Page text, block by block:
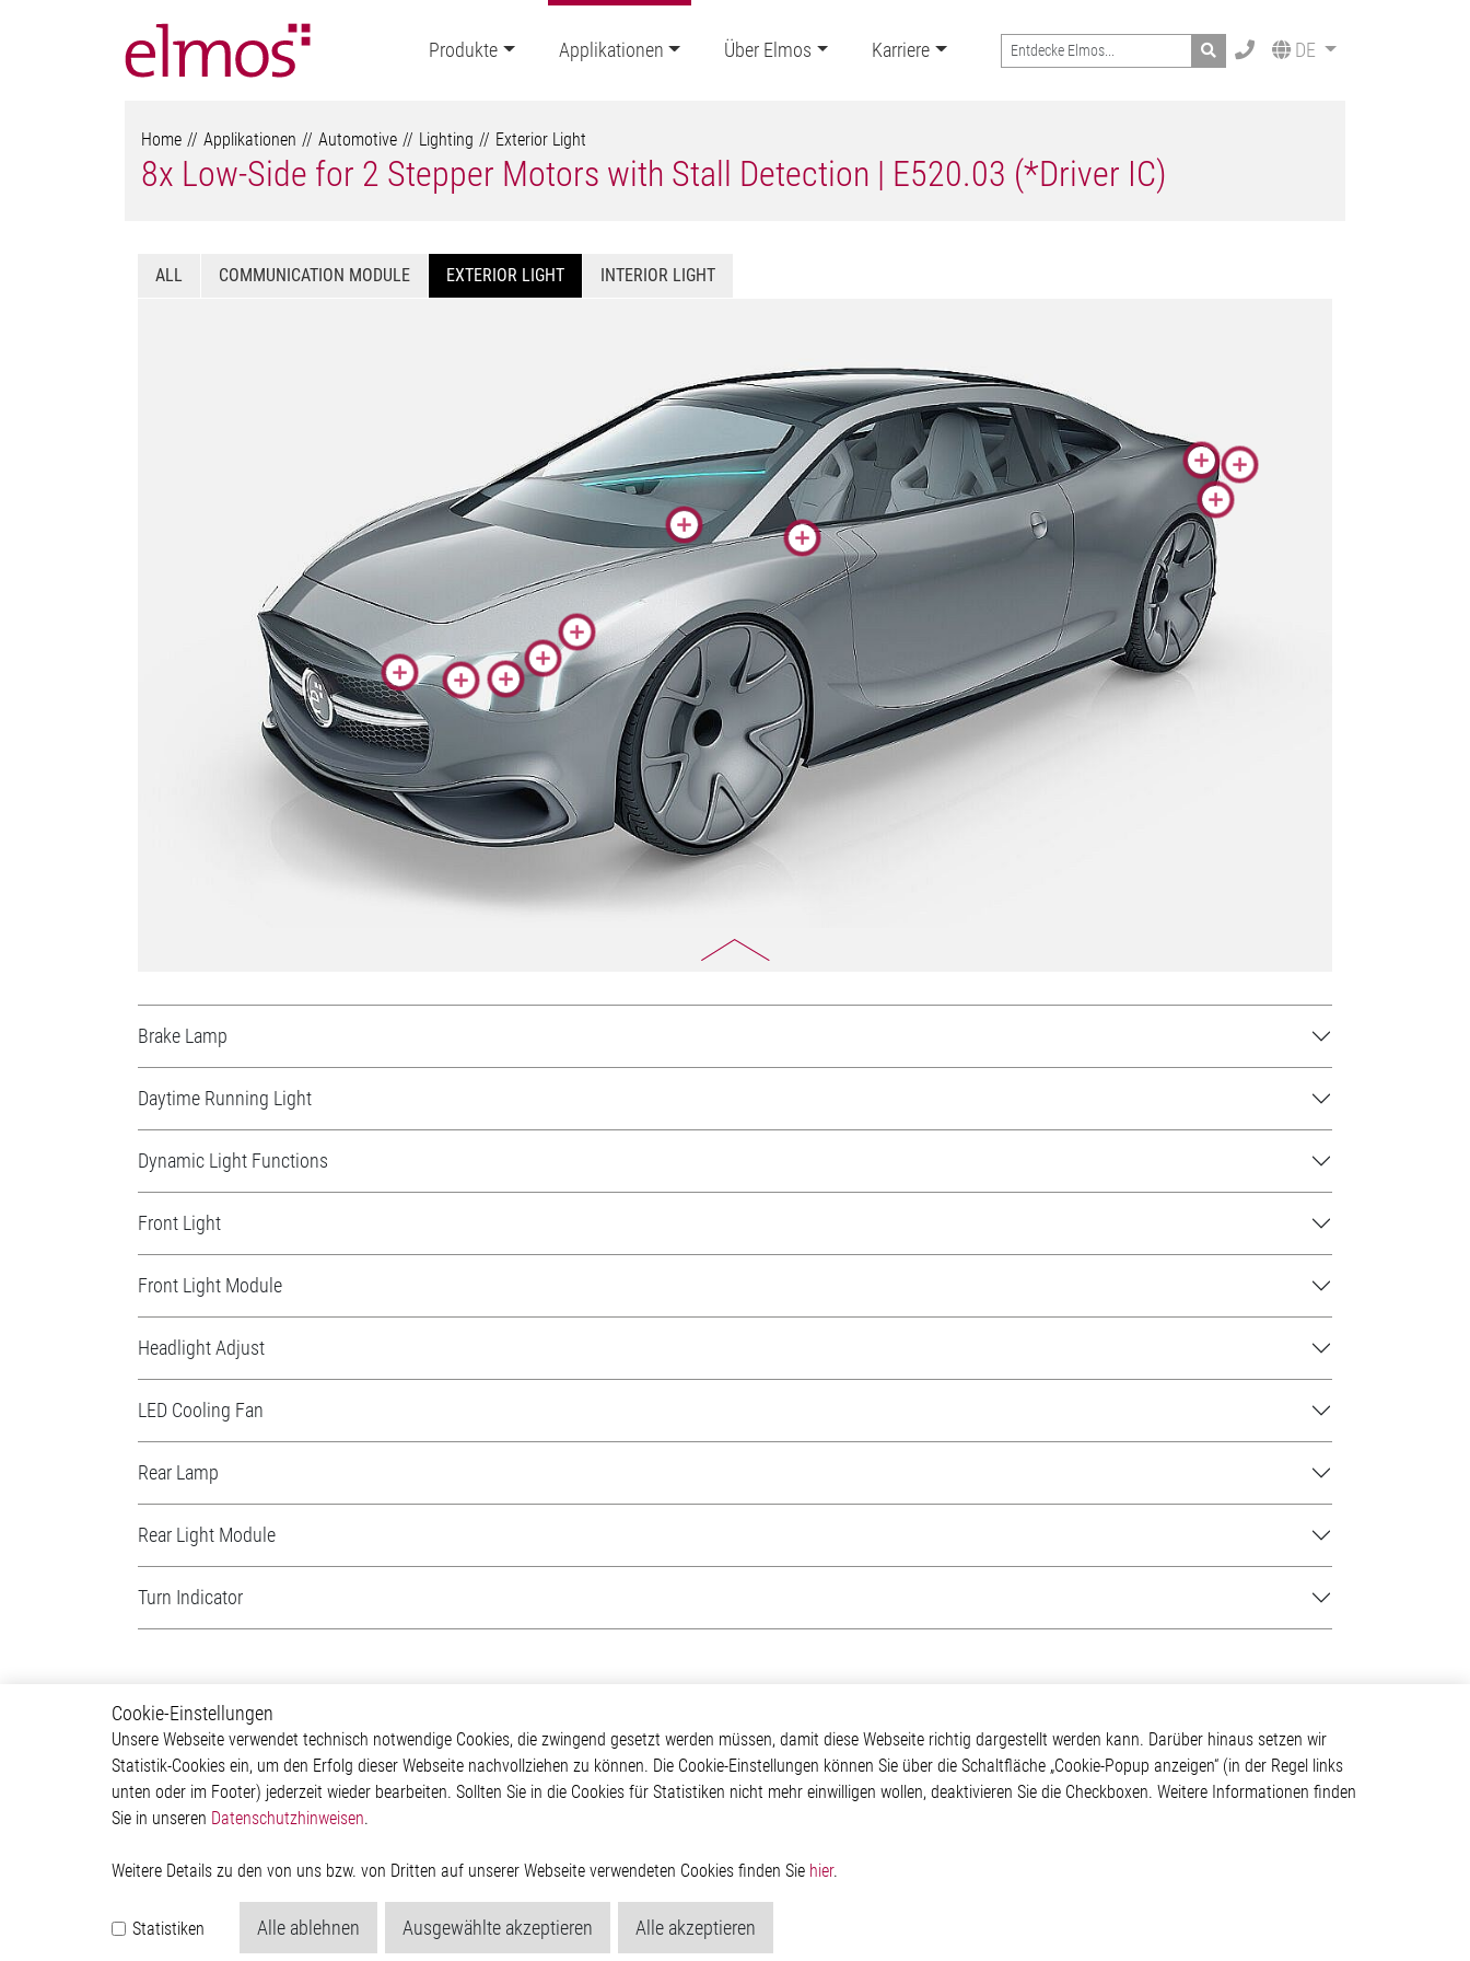
Produkte Applikationen Über Elmos Karriere Search DE
Home Applikationen Automotive Lighting Exterior Light
8x Low-Side for 2 Stepper Motors with Stall Detection | E520.03 (*Driver IC)
ALL COMMUNICATION MODULE EXTERIOR LIGHT INTERIOR LIGHT
Brake Lamp
Daytime Running Light
Dynamic Light Functions
Front Light
Front Light Module
Headlight Adjust
LED Cooling Fan
Rear Lamp
Rear Light Module
Turn Indicator
Lighting
Exterior Light
Interior Light
Communication Module
Automotive
ADAS & Safety
Body & Convenience
Powertrain
Über Elmos
Unternehmen
Investor
Weitere Links
Glossar
Kontakt
Kontakt
Elmos Semiconductor SE
Werkstättenstraße 18
Cookie-Einstellungen
Unsere Webseite verwendet technisch notwendige Cookies, die zwingend gesetzt werden müssen, damit diese Webseite richtig dargestellt werden kann. Darüber hinaus setzen wir
Statistik-Cookies ein, um den Erfolg dieser Webseite nachvollziehen zu können. Die Cookie-Einstellungen können Sie über die Schaltfläche „Cookie-Popup anzeigen“ (in der Regel links
unten oder im Footer) jederzeit wieder bearbeiten. Sollten Sie in die Cookies für Statistiken nicht mehr einwilligen wollen, deaktivieren Sie die Checkboxen. Weitere Informationen finden
Sie in unseren Datenschutzhinweisen.
Weitere Details zu den von uns bzw. von Dritten auf unserer Webseite verwendeten Cookies finden Sie hier.
Statistiken Alle ablehnen Ausgewählte akzeptieren Alle akzeptieren